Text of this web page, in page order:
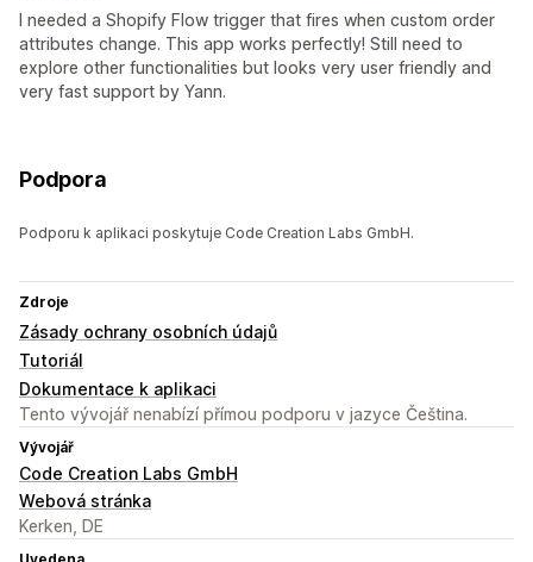
I needed a Shopify Flow trigger that fires when custom order
attributes change. This app works perfectly! Still need to
explore other functionalities but looks very user friendly and
very fast support by Yann.
Podpora
Podporu k aplikaci poskytuje Code Creation Labs GmbH.
Zdroje
Zásady ochrany osobních údajů
Tutoriál
Dokumentace k aplikaci
Tento vývojář nenabízí přímou podporu v jazyce Čeština.
Vývojář
Code Creation Labs GmbH
Webová stránka
Kerken, DE